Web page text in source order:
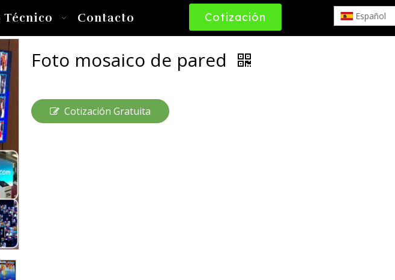
Técnico Contacto
Cotización
Español
Foto mosaico de pared
Cotización Gratuita